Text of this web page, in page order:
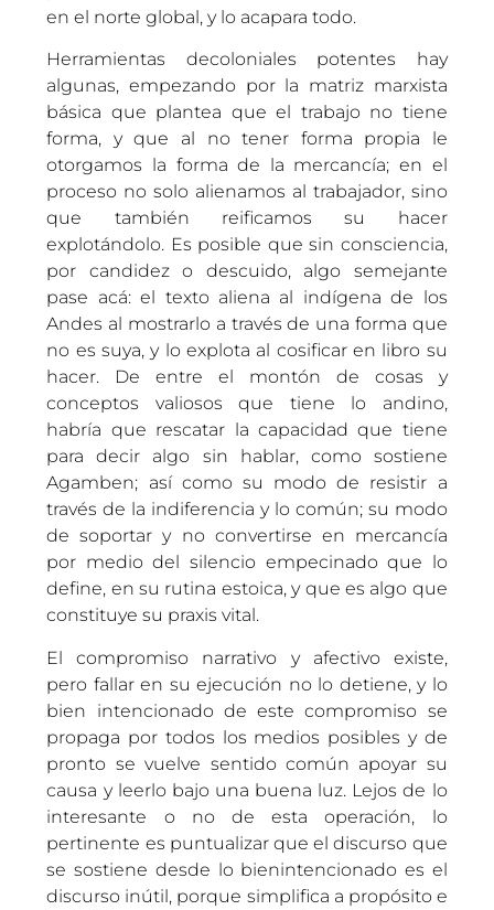
en el norte global, y lo acapara todo.
Herramientas decoloniales potentes hay
algunas, empezando por la matriz marxista
básica que plantea que el trabajo no tiene
forma, y que al no tener forma propia le
otorgamos la forma de la mercancía; en el
proceso no solo alienamos al trabajador, sino
que también reificamos su hacer
explotándolo. Es posible que sin consciencia,
por candidez o descuido, algo semejante
pase acá: el texto aliena al indígena de los
Andes al mostrarlo a través de una forma que
no es suya, y lo explota al cosificar en libro su
hacer. De entre el montón de cosas y
conceptos valiosos que tiene lo andino,
habría que rescatar la capacidad que tiene
para decir algo sin hablar, como sostiene
Agamben; así como su modo de resistir a
través de la indiferencia y lo común; su modo
de soportar y no convertirse en mercancía
por medio del silencio empecinado que lo
define, en su rutina estoica, y que es algo que
constituye su praxis vital.
El compromiso narrativo y afectivo existe,
pero fallar en su ejecución no lo detiene, y lo
bien intencionado de este compromiso se
propaga por todos los medios posibles y de
pronto se vuelve sentido común apoyar su
causa y leerlo bajo una buena luz. Lejos de lo
interesante o no de esta operación, lo
pertinente es puntualizar que el discurso que
se sostiene desde lo bienintencionado es el
discurso inútil, porque simplifica a propósito e